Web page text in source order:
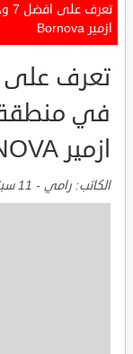
ازمير Bornova
في منطقة
ازمير BORNOVA
الكاتب: رامي - 11 سبتمبر, 2021